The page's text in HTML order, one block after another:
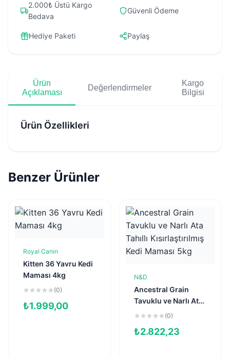
2.000₺ Üstü Kargo
Bedava
Güvenli Ödeme
Hediye Paketi Paylaş
Ürün
Açıklaması
Değerlendirmeler
Kargo
Bilgisi
Ürün Özellikleri
Benzer Ürünler
Sepete Ekle
Royal Canin
Kitten 36 Yavru Kedi
Maması 4kg
(0)
₺1.999,00
N&D
Ancestral Grain
Tavuklu ve Narlı Ata
Tahıllı
Maması 5kg
(0)
₺2.822,23